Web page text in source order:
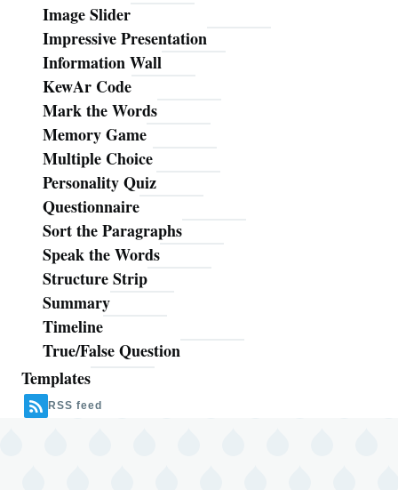
Image Slider
Impressive Presentation
Information Wall
KewAr Code
Mark the Words
Memory Game
Multiple Choice
Personality Quiz
Questionnaire
Sort the Paragraphs
Speak the Words
Structure Strip
Summary
Timeline
True/False Question
Templates
RSS feed